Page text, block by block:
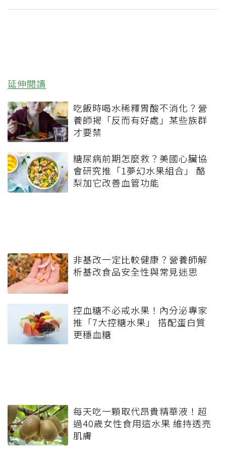
延伸閱讀
吃飯時喝水稀釋胃酸不消化？營
養師揭「反而有好處」某些族群
才要禁
糖尿病前期怎麼救？美國心臟協
會研究推「1夢幻水果組合」 酪
梨加它改善血管功能
非基改一定比較健康？營養師解
析基改食品安全性與常見迷思
控血糖不必戒水果！內分泌專家
推「7大控糖水果」 搭配蛋白質
更穩血糖
每天吃一顆取代昂貴精華液！超
過40歲女性食用這水果 維持透亮
肌膚